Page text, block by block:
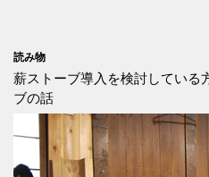
読み物
薪ストーブ導入を検討している
ブの話